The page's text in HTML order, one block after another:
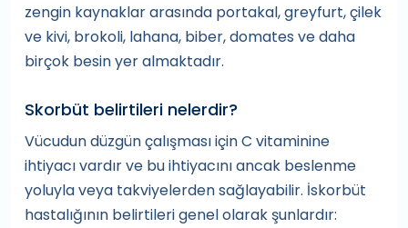
zengin kaynaklar arasında portakal, greyfurt, çilek
ve kivi, brokoli, lahana, biber, domates ve daha
birçok besin yer almaktadır.
Skorbüt belirtileri nelerdir?
Vücudun düzgün çalışması için C vitaminine
ihtiyacı vardır ve bu ihtiyacını ancak beslenme
yoluyla veya takviyelerden sağlayabilir. İskorbüt
hastalığının belirtileri genel olarak şunlardır: